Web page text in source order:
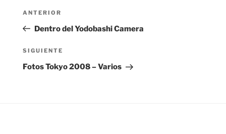
entradas
Entrada
anterior:
ANTERIOR
Dentro del Yodobashi Camera
Siguiente
entrada
SIGUIENTE
Fotos Tokyo 2008 – Varios